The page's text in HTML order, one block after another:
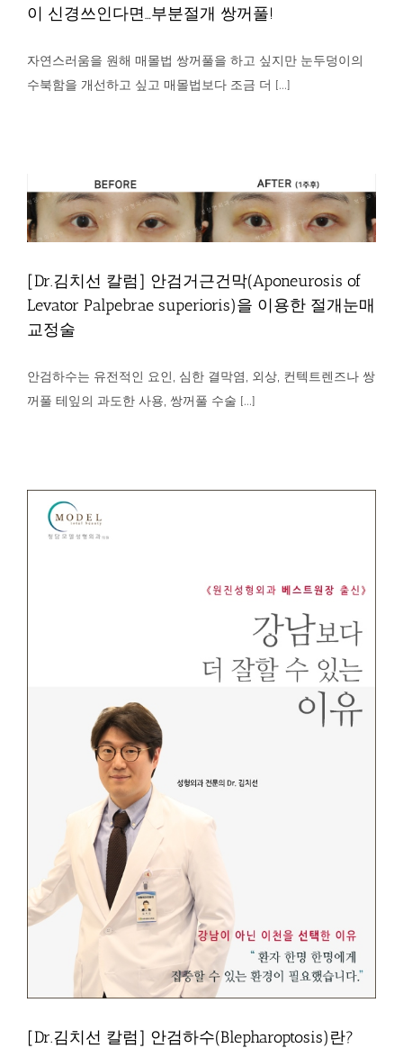
[Dr.김치선 칼럼] 매몰을 하고 싶지만 수북한 눈이
신경쓰인다면…부분절개 쌍꺼풀!
칼럼
이 신경쓰인다면…부분절개 쌍꺼풀!
자연스러움을 원해 매몰법 쌍꺼풀을 하고 싶지만 눈두덩이의
수북함을 개선하고 싶고 매몰법보다 조금 더 [...]
Levator Palpebrae superioris)을 이용한 절개눈매
교정술
[Dr.김치선 칼럼] 안검거근건막(Aponeurosis of
Levator Palpebrae superioris)을 이용한 절개눈매
교정술
안검하수는 유전적인 요인, 심한 결막염, 외상, 컨텍트렌즈나 쌍
꺼풀 테잎의 과도한 사용, 쌍꺼풀 수술 [...]
[Dr.김치선 칼럼] 안검하수(Blepharoptosis)란?